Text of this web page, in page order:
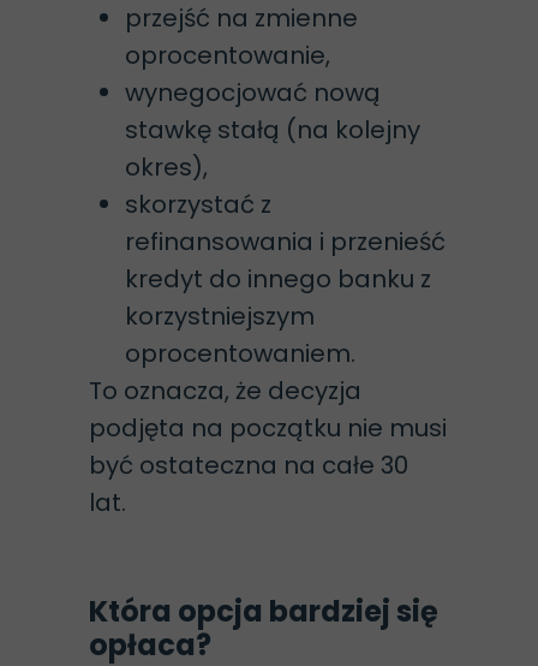
przejść na zmienne
oprocentowanie,
wynegocjować nową
stawkę stałą (na kolejny
okres),
skorzystać z
refinansowania i przenieść
kredyt do innego banku z
korzystniejszym
oprocentowaniem.
To oznacza, że decyzja
podjęta na początku nie musi
być ostateczna na całe 30
lat.
Która opcja bardziej się
opłaca?